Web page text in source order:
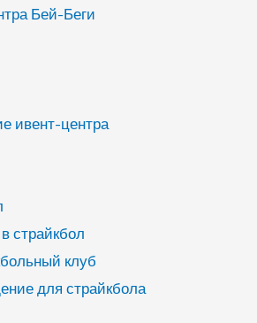
ивент-центра
страйкбол
клуб
для страйкбола